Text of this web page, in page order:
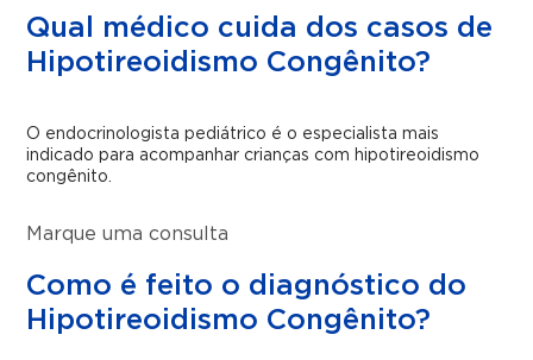
Qual médico cuida dos casos de
Hipotireoidismo Congênito?
O endocrinologista pediátrico é o especialista mais
indicado para acompanhar crianças com hipotireoidismo
congênito.
Marque uma consulta
Como é feito o diagnóstico do
Hipotireoidismo Congênito?